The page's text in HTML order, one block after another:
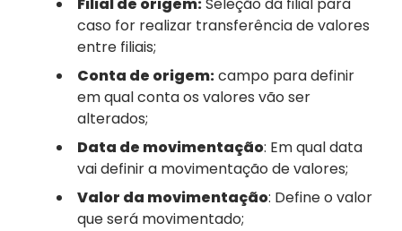
Filial de origem:Seleção da filial para
caso for realizar transferência de valores
entre filiais;
Conta de origem:campo para definir
em qual conta os valores vão ser
alterados;
Data de movimentação: Em qual data
vai definir a movimentação de valores;
Valor da movimentação: Define o valor
que será movimentado;